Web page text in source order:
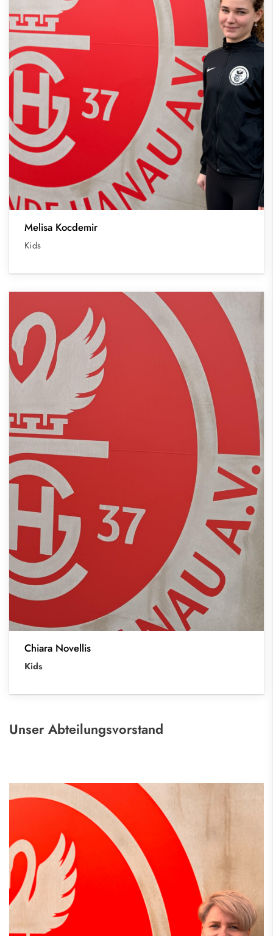
Melisa Kocdemir
Kids
Chiara Novellis
Kids
Unser Abteilungsvorstand